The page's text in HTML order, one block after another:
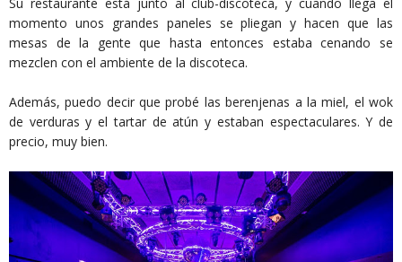
momento unos grandes paneles se pliegan y hacen que las
mesas de la gente que hasta entonces estaba cenando se
mezclen con el ambiente de la discoteca.
Además, puedo decir que probé las berenjenas a la miel, el wok
de verduras y el tartar de atún y estaban espectaculares. Y de
precio, muy bien.